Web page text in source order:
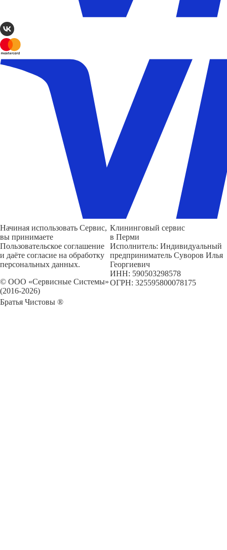
Начиная использовать Сервис,
вы принимаете
Пользовательское соглашение
и даёте согласие на обработку
персональных данных.
© ООО «Сервисные Системы»
(2016-2026)
Братья Чистовы ®
Клининговый сервис
в Перми
Исполнитель: Индивидуальный
предприниматель Суворов Илья
Георгиевич
ИНН: 590503298578
ОГРН: 325595800078175